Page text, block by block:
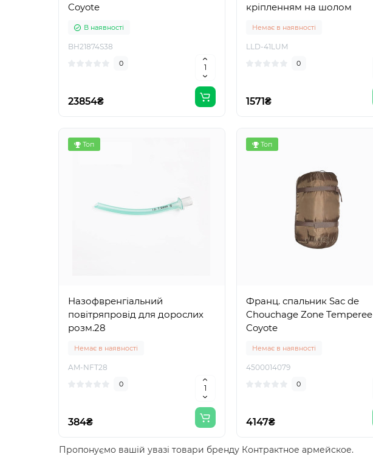
Coyote
В наявності
BH21874S38
0
23854₴
кріпленням на шолом
Немає в наявності
LLD-41LUM
0
1571₴
Топ
Назофвренгіальний
повітряпровід для дорослих
розм.28
Немає в наявності
AM-NFT28
0
384₴
Топ
Франц. спальник Sac de
Chouchage Zone Temperee
Coyote
Немає в наявності
4500014079
0
4147₴
Пропонуємо вашій увазі товари бренду Контрактное армейское.